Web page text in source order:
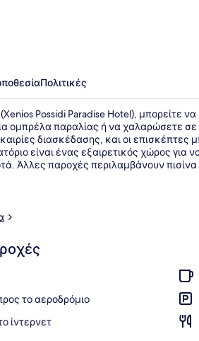
Πολιτικές
Possidi Paradise Hotel), μπορείτε
ομπρέλα παραλίας ή να χαλαρώσετε
διασκέδασης, και οι
είναι ένας εξαιρετικός χώρος για
Άλλες παροχές περιλαμβάνουν πισίνα
το αεροδρόμιο
ίντερνετ